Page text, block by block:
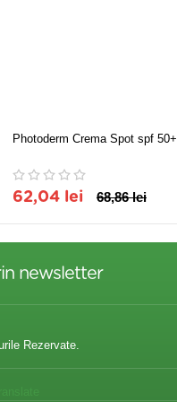
Photoderm Crema Spot spf 50+
62,04 lei 68,86 lei
newsletter
Rezervate.